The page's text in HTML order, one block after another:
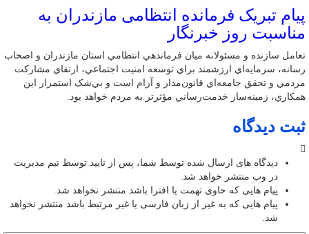
پیام تبریک فرمانده انتظامی مازندران به
مناسبت روز خبرنگار
تعامل سازنده و مسئولانه ميان فرماندهي انتظامي استان مازندران و اصحاب
رسانه، سرمايه‌اي ارزشمند براي توسعه امنيت اجتماعي، ارتقاي مشارکت
مردمي و تحقق جامعه‌اي قانون‌مدار و آرام است و بي‌شک استمرار اين
همکاري، زمينه‌ساز خدمت‌رساني مؤثرتر به مردم خواهد بود.
ثبت دیدگاه
دیدگاه های ارسال شده توسط شما، پس از تایید توسط تیم مدیریت
در وب منتشر خواهد شد.
پیام هایی که حاوی تهمت یا افترا باشد منتشر نخواهد شد.
پیام هایی که به غیر از زبان فارسی یا غیر مرتبط باشد منتشر نخواهد
شد.